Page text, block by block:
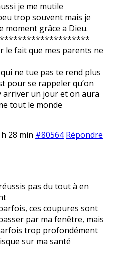
je me mutile
trop souvent mais je
moment grâce a Dieu.
le fait que mes parents ne
ne tue pas te rend plus
pour se rappeler qu’on
arriver un jour et on aura
tout le monde
28 min #80564 Répondre
pas du tout à en
ces coupures sont
par ma fenêtre, mais
trop profondément
sur ma santé